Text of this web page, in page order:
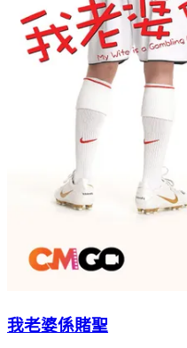
我老婆係賭聖